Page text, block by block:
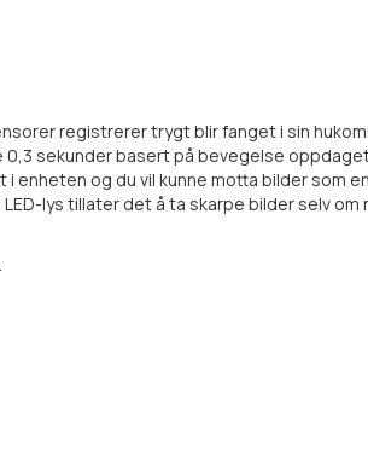
registrerer trygt blir fanget i sin
sekunder basert på bevegelse
enheten og du vil kunne motta bilder som
lys tillater det å ta skarpe bilder selv